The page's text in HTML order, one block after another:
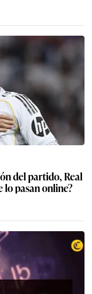
del partido, Real
lo pasan online?